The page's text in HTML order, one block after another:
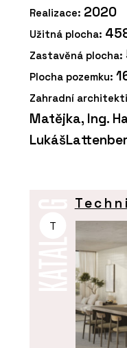
Realizace: 2020
Užitná plocha:
Zastavěná plocha:
Plocha pozemku:
Zahradní
Matějka, Ing.
T